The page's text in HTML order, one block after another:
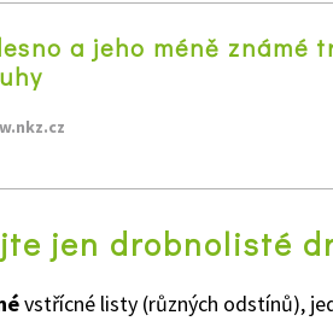
a jeho méně známé
jen drobnolisté
vstřícné listy (různých odstínů),